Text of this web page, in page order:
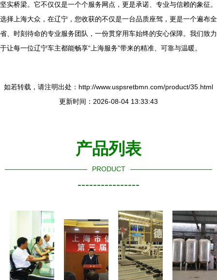
坚实桥梁。它不仅仅是一个个服务网点，更是承诺、专业与信赖的象征。
选择上海大众，在辽宁，您收获的不仅是一台品质座驾，更是一个遍布全
省、时刻待命的专业服务团队，一份贯穿用车始终的安心保障。我们致力
于让每一位辽宁车主都能畅享“上海服务”带来的精准、可靠与温暖。
如若转载，请注明出处：http://www.uspsretbmn.com/product/35.html
更新时间：2026-08-04 13:33:43
产品列表
PRODUCT
----------------